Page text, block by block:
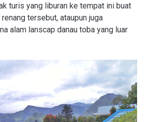
turis yang liburan ke tempat ini buat
tersebut, ataupun juga
alam lanscap danau toba yang luar